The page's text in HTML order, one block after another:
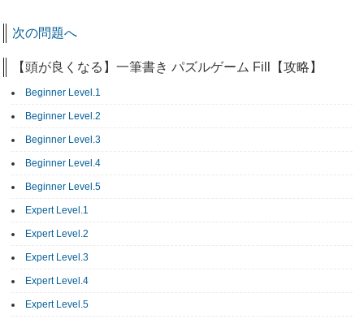
次の問題へ
【頭が良くなる】一筆書き パズルゲーム Fill【攻略】
Beginner Level.1
Beginner Level.2
Beginner Level.3
Beginner Level.4
Beginner Level.5
Expert Level.1
Expert Level.2
Expert Level.3
Expert Level.4
Expert Level.5